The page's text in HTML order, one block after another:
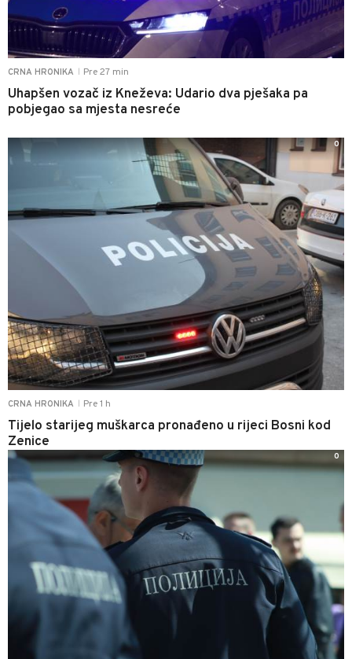
CRNA HRONIKA Pre 27 min
Uhapšen vozač iz Kneževa: Udario dva pješaka pa
pobjegao sa mjesta nesreće
CRNA HRONIKA Pre 1 h
Tijelo starijeg muškarca pronađeno u rijeci Bosni kod
Zenice
0
0